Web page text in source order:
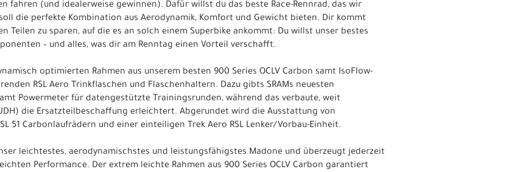
fahren (und idealerweise gewinnen). Dafür willst du das beste Race-Rennrad, das wir
die perfekte Kombination aus Aerodynamik, Komfort und Gewicht bieten. Dir kommt
Teilen zu sparen, auf die es an solch einem Superbike ankommt: Du willst unser bestes
– und alles, was dir am Renntag einen Vorteil verschafft.
optimierten Rahmen aus unserem besten 900 Series OCLV Carbon samt IsoFlow-
RSL Aero Trinkflaschen und Flaschenhaltern. Dazu gibts SRAMs neuesten
Powermeter für datengestützte Trainingsrunden, während das verbaute, weit
die Ersatzteilbeschaffung erleichtert. Abgerundet wird die Ausstattung von
51 Carbonlaufrädern und einer einteiligen Trek Aero RSL Lenker/Vorbau-Einheit.
leichtestes, aerodynamischstes und leistungsfähigstes Madone und überzeugt jederzeit
Performance. Der extrem leichte Rahmen aus 900 Series OCLV Carbon garantiert